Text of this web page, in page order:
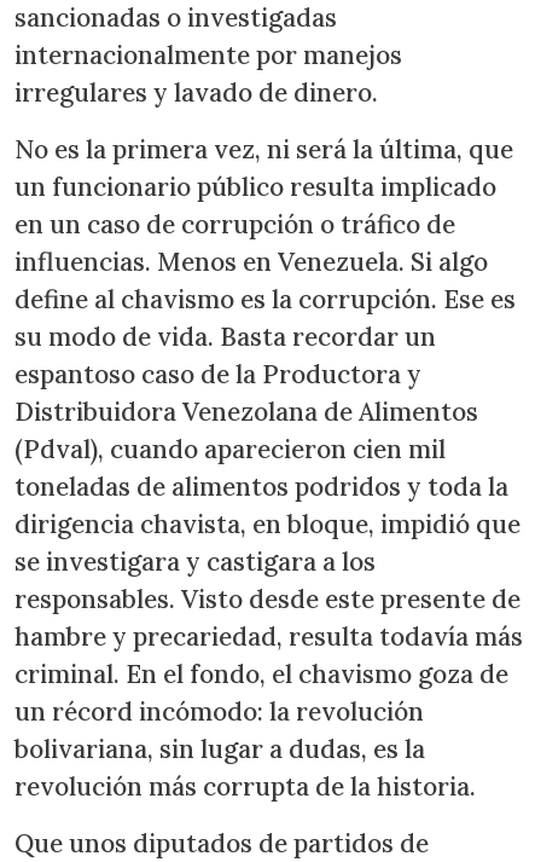
sancionadas o investigadas
internacionalmente por manejos
irregulares y lavado de dinero.
No es la primera vez, ni será la última, que
un funcionario público resulta implicado
en un caso de corrupción o tráfico de
influencias. Menos en Venezuela. Si algo
define al chavismo es la corrupción. Ese es
su modo de vida. Basta recordar un
espantoso caso de la Productora y
Distribuidora Venezolana de Alimentos
(Pdval), cuando aparecieron cien mil
toneladas de alimentos podridos y toda la
dirigencia chavista, en bloque, impidió que
se investigara y castigara a los
responsables. Visto desde este presente de
hambre y precariedad, resulta todavía más
criminal. En el fondo, el chavismo goza de
un récord incómodo: la revolución
bolivariana, sin lugar a dudas, es la
revolución más corrupta de la historia.
Que unos diputados de partidos de